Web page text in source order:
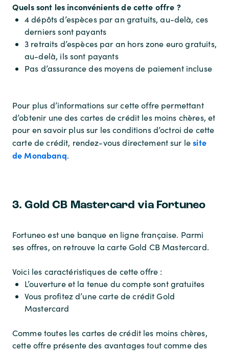
Quels sont les inconvénients de cette offre ?
4 dépôts d’espèces par an gratuits, au-delà, ces
derniers sont payants
3 retraits d’espèces par an hors zone euro gratuits,
au-delà, ils sont payants
Pas d’assurance des moyens de paiement incluse
Pour plus d’informations sur cette offre permettant
d’obtenir une des cartes de crédit les moins chères, et
pour en savoir plus sur les conditions d’octroi de cette
carte de crédit, rendez-vous directement sur lesite
de Monabanq.
3. Gold CB Mastercard via Fortuneo
Fortuneo est une banque en ligne française. Parmi
ses offres, on retrouve la carte Gold CB Mastercard.
Voici les caractéristiques de cette offre :
L’ouverture et la tenue du compte sont gratuites
Vous profitez d’une carte de crédit Gold
Mastercard
Comme toutes les cartes de crédit les moins chères,
cette offre présente des avantages tout comme des